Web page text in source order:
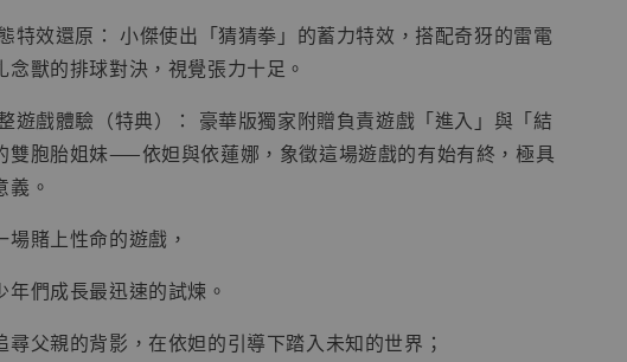
NT$ 1,500
NT$ 1,870
- +
加入購物車
加購優惠【讓子彈飛 鵝城縣長 張麻子 [BK01]】
特效還原： 小傑使出「猜猜拳」的蓄力特效，搭配奇犽的雷電
念獸的排球對決，視覺張力十足。
遊戲體驗（特典）： 豪華版獨家附贈負責遊戲「進入」與「結
雙胞胎姐妹——依妲與依蓮娜，象徵這場遊戲的有始有終，極具
義。
場賭上性命的遊戲，
年們成長最迅速的試煉。
尋父親的背影，在依妲的引導下踏入未知的世界；